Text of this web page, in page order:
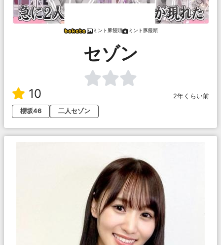
ミント豚饅頭 ミント豚饅頭
セゾン
10
2年くらい前
櫻坂46
二人セゾン